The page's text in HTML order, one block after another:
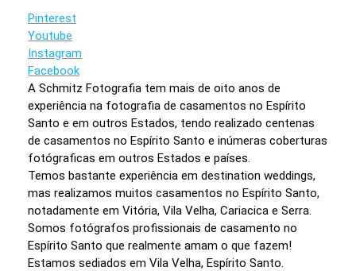
Pinterest
Youtube
Instagram
Facebook
A Schmitz Fotografia tem mais de oito anos de
experiência na fotografia de casamentos no Espírito
Santo e em outros Estados, tendo realizado centenas
de casamentos no Espírito Santo e inúmeras coberturas
fotógraficas em outros Estados e países.
Temos bastante experiência em destination weddings,
mas realizamos muitos casamentos no Espírito Santo,
notadamente em Vitória, Vila Velha, Cariacica e Serra.
Somos fotógrafos profissionais de casamento no
Espírito Santo que realmente amam o que fazem!
Estamos sediados em Vila Velha, Espírito Santo.